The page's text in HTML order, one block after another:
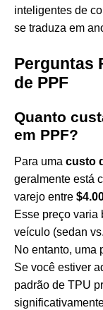
inteligentes de
se traduza em
Perguntas
de PPF
Quanto
em PPF?
Para uma custo
geralmente está
varejo entre
Esse preço varia
veículo (sedan
No entanto, uma
Se você estiver
padrão de TPU